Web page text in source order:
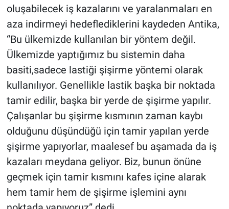
oluşabilecek iş kazalarını ve yaralanmaları en
aza indirmeyi hedeflediklerini kaydeden Antika,
“Bu ülkemizde kullanılan bir yöntem değil.
Ülkemizde yaptığımız bu sistemin daha
basiti,sadece lastiği şişirme yöntemi olarak
kullanılıyor. Genellikle lastik başka bir noktada
tamir edilir, başka bir yerde de şişirme yapılır.
Çalışanlar bu şişirme kısmının zaman kaybı
olduğunu düşündüğü için tamir yapılan yerde
şişirme yapıyorlar, maalesef bu aşamada da iş
kazaları meydana geliyor. Biz, bunun önüne
geçmek için tamir kısmını kafes içine alarak
hem tamir hem de şişirme işlemini aynı